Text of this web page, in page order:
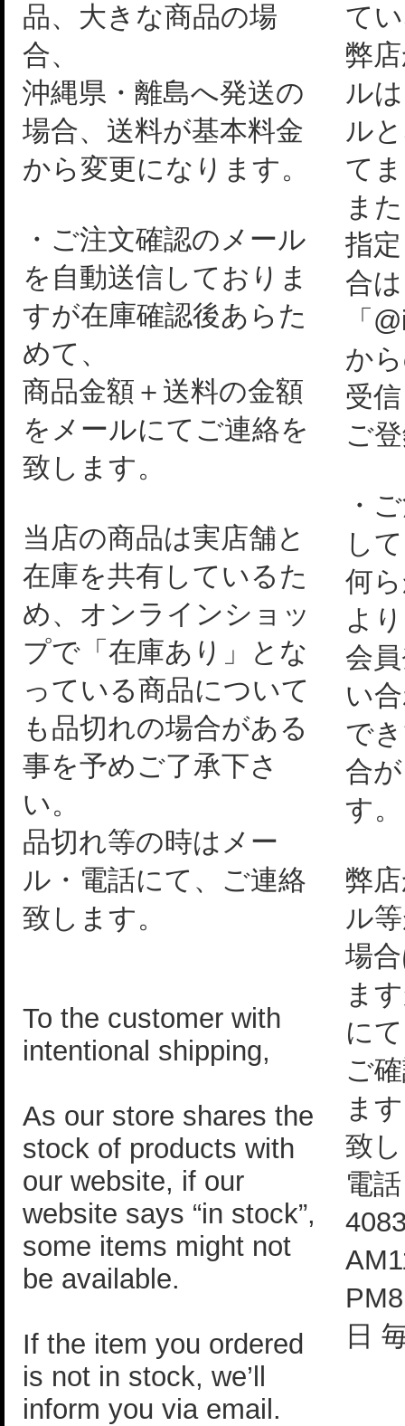
品、大きな商品の場
合、
沖縄県・離島へ発送の
場合、送料が基本料金
から変更になります。
・ご注文確認のメール
を自動送信しておりま
すが在庫確認後あらた
めて、
商品金額＋送料の金額
をメールにてご連絡を
致します。
当店の商品は実店舗と
在庫を共有しているた
め、オンラインショッ
プで「在庫あり」とな
っている商品について
も品切れの場合がある
事を予めご了承下さ
い。
品切れ等の時はメー
ル・電話にて、ご連絡
致します。
To the customer with
intentional shipping,
As our store shares the
stock of products with
our website, if our
website says “in stock”,
some items might not
be available.
If the item you ordered
is not in stock, we’ll
inform you via email.
て
弊
ル
ル
て
ま
指
合
「
か
受
ご
・
し
何
よ
会
い
で
合
す。
弊
ル
場
ま
に
ご
ま
致
電
日